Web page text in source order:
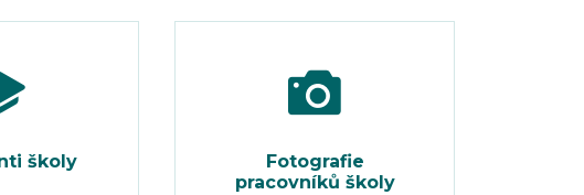
školy
Fotografie
pracovníků školy